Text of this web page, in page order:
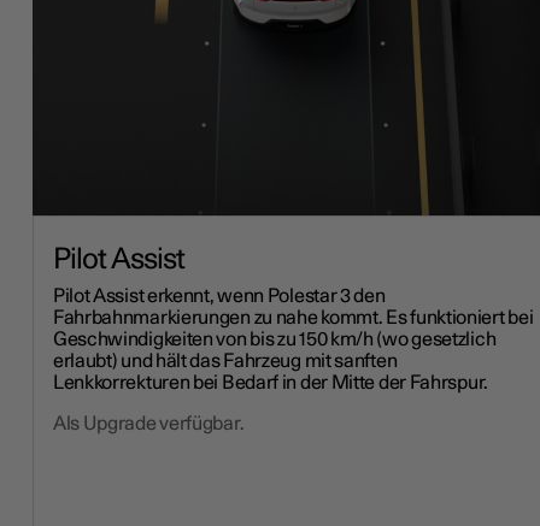
Pilot Assist
Pilot Assist erkennt, wenn Polestar 3 den
Fahrbahnmarkierungen zu nahe kommt. Es funktioniert bei
Geschwindigkeiten von bis zu 150 km/h (wo gesetzlich
erlaubt) und hält das Fahrzeug mit sanften
Lenkkorrekturen bei Bedarf in der Mitte der Fahrspur.
Als Upgrade verfügbar.